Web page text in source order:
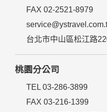
FAX 02-2521-8979
台北市中山區松江路
桃園分公司
TEL 03-286-3899
FAX 03-216-1399